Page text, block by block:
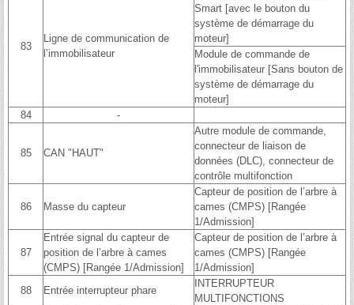
83
Ligne de communication de
l’immobilisateur
Smart [avec le bouton du
système de démarrage du
moteur]
Module de commande de
l'immobilisateur [Sans bouton de
système de démarrage du
moteur]
84
-
85 CAN "HAUT"
Autre module de commande,
connecteur de liaison de
données (DLC), connecteur de
contrôle multifonction
86 Masse du capteur
Capteur de position de l’arbre à
cames (CMPS) [Rangée
1/Admission]
87
Entrée signal du capteur de
position de l’arbre à cames
(CMPS) [Rangée 1/Admission]
Capteur de position de l’arbre à
cames (CMPS) [Rangée
1/Admission]
88
Entrée interrupteur phare
INTERRUPTEUR
MULTIFONCTIONS